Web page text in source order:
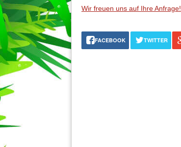
Wir freuen uns auf Ihre Anfrage!
FACEBOOK TWITTER